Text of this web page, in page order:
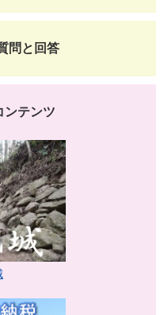
問と回答
ンテンツ